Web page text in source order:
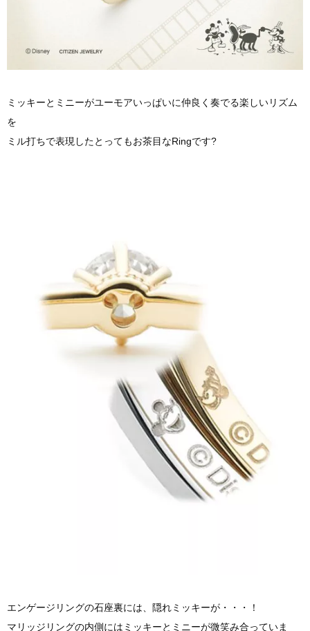
ミッキーとミニーがユーモアいっぱいに仲良く奏でる楽しいリズム
を
ミル打ちで表現したとってもお茶目なRingです?
エンゲージリングの石座裏には、隠れミッキーが・・・！
マリッジリングの内側にはミッキーとミニーが微笑み合っていま